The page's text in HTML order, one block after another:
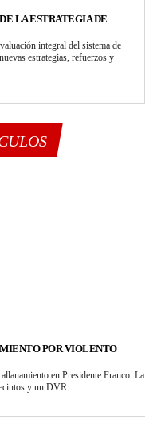
LA ESTRATEGIA DE
integral del sistema de
estrategias, refuerzos y
POR VIOLENTO
en Presidente Franco. La
y un DVR.